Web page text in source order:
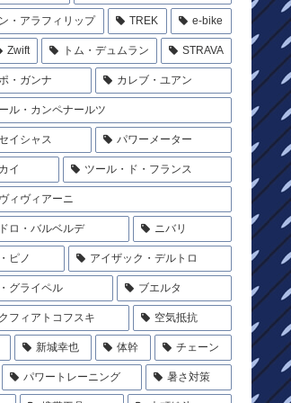
・アラフィリップ TREK e-bike
Zwift トム・デュムラン STRAVA
・ガンナ カレブ・ユアン
ル・カンペナールツ
イシャス パワーメーター
イ ツール・ド・フランス
ィヴィアーニ
ロ・バルベルデ ニバリ
ピノ アイザック・デルトロ
グライペル ブエルタ
フィアトコフスキ 空気抵抗
新城幸也 体幹 チェーン
パワートレーニング 暑さ対策